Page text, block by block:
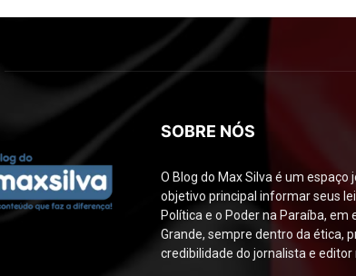
SOBRE NÓS
O Blog do Max Silva é um
objetivo principal informar seus
Política e o Poder na Paraíba, em
Grande, sempre dentro da ética,
credibilidade do jornalista e editor